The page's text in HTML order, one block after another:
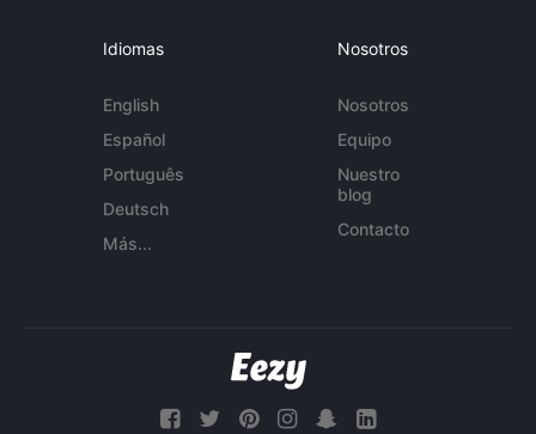
Idiomas
English
Español
Português
Deutsch
Más...
Nosotros
Nosotros
Equipo
Nuestro
blog
Contacto